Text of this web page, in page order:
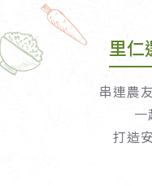
里仁
串連農
一
打造